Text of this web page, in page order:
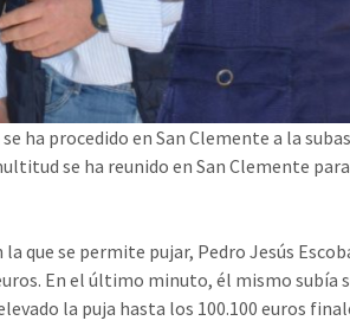
ha procedido en San Clemente a la
se ha reunido en San Clemente
que se permite pujar, Pedro Jesús
En el último minuto, él mismo subía
la puja hasta los 100.100 euros